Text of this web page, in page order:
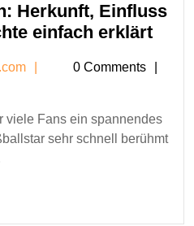
Herkunft, Einfluss
einfach erklärt
&
0 Comments
viele Fans ein spannendes
sehr schnell berühmt